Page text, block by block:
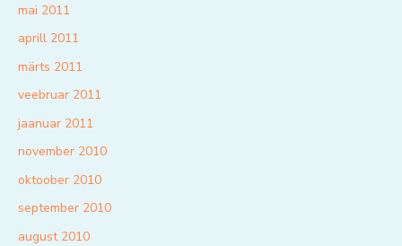
mai 2011
aprill 2011
märts 2011
veebruar 2011
jaanuar 2011
november 2010
oktoober 2010
september 2010
august 2010